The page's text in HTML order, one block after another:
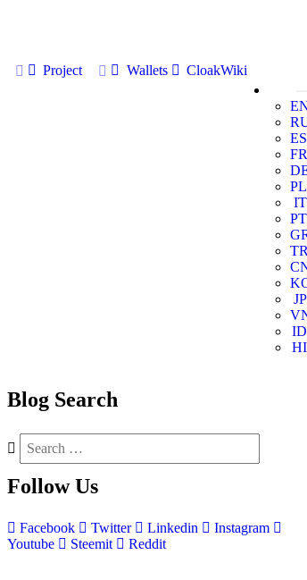
Project Wallets
CloakWiki
ES
FR
PL
IT
PT
JP
ID
HI
Blog Search
Follow Us
Facebook Twitter Linkedin
Instagram
Youtube
Steemit Reddit